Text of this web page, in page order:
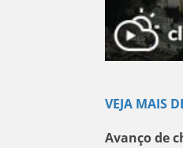
VEJA MAIS
Avanço de